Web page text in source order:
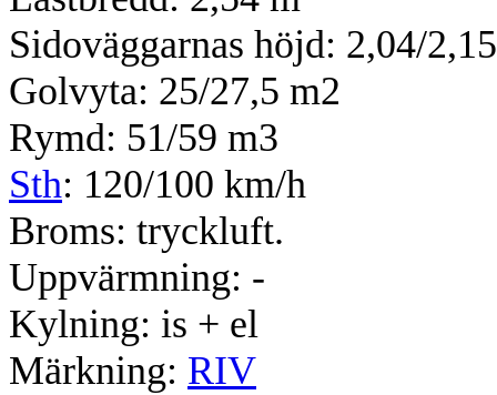
Sidoväggarnas höjd: 2,04/
Golvyta: 25/27,5 m2
Rymd: 51/59 m3
Sth: 120/100 km/h
Broms: tryckluft.
Uppvärmning: -
Kylning: is + el
Märkning: RIV